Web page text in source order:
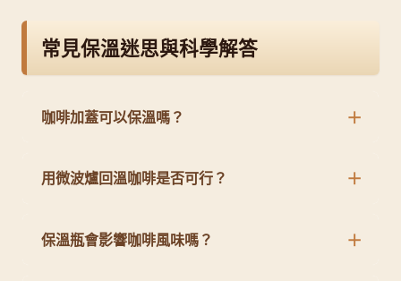
常見保溫迷思與科學解答
咖啡加蓋可以保溫嗎？
用微波爐回溫咖啡是否可行？
保溫瓶會影響咖啡風味嗎？